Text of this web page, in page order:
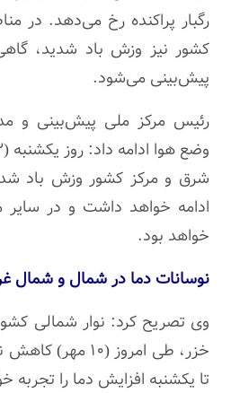
رگبار پراکنده رخ می‌دهد. در
کشور نیز وزش باد شدید،
پیش‌بینی می‌شود.
رئیس مرکز ملی پیش‌بینی و
شرق و مرکز کشور وزش باد
ادامه خواهد داشت و در سایر
خواهد بود.
نوسانات دما در شمال و شمال
وی تصریح کرد: نوار شمالی
خزر، طی امروز
تا یکشنبه افزایش دما را تجربه